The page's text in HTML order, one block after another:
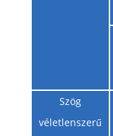
Szög
véletlenszerű